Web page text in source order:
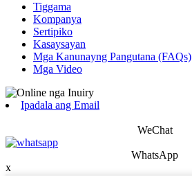
Tiggama
Kompanya
Sertipiko
Kasaysayan
Mga Kanunayng Pangutana (FAQs)
Mga Video
Ipadala ang Email
WeChat
WhatsApp
x